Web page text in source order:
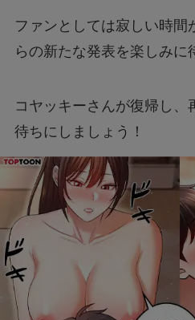
ファンとしては寂しい時間
らの新たな発表を楽しみに
コヤッキーさんが復帰し、
待ちにしましょう！